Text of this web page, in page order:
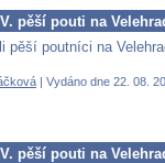
pěší pouti na
pěší poutníci na
| Vydáno dne 22. 08.
pěší pouti na